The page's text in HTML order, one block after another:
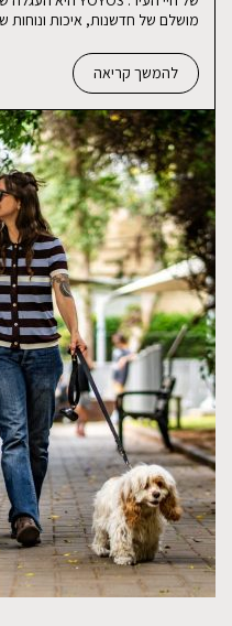
מושלם של חדשנות, איכות ונוחות
להמשך קריאה